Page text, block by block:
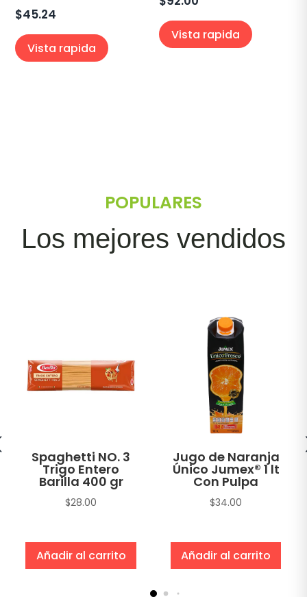
$45.24
Vista rapida
Vista rapida
POPULARES
Los mejores vendidos
Spaghetti NO. 3
Trigo Entero
Barilla 400 gr
$28.00
Añadir al carrito
Jugo de Naranja
Único Jumex® 1 lt
Con Pulpa
$34.00
Añadir al carrito